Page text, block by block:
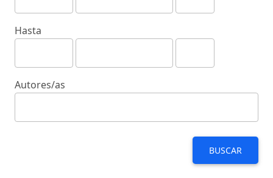
Hasta
Autores/as
BUSCAR